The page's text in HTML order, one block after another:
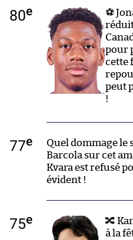
80e
⚽
réduit
pour
cette
peut
!
77e
Quel dommage le
Barcola sur cet
Kvara est refusé
évident !
75e
🔀
à la